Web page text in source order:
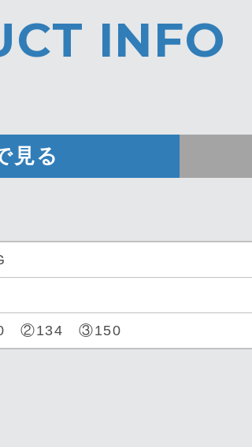
INFO
見る
②134 ③150